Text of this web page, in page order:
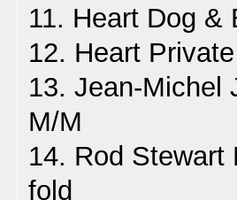
11. Heart Dog &
12. Heart
13. Jean-Michel
M/M
14. Rod Stewart
fold